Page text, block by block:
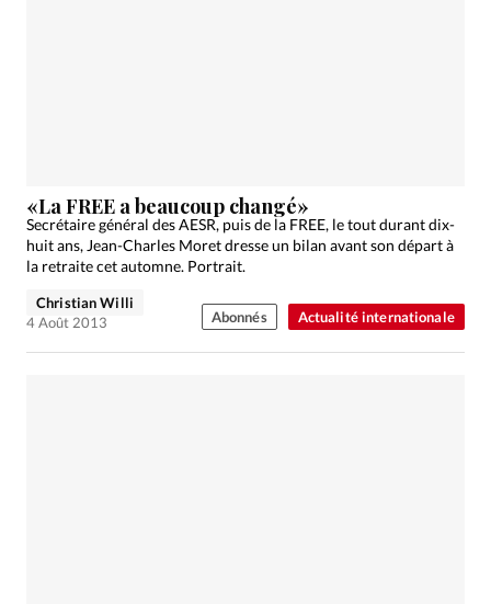
Actualité internationale
«La FREE a beaucoup changé»
Secrétaire général des AESR, puis de la FREE, le tout durant dix-
huit ans, Jean-Charles Moret dresse un bilan avant son départ à
la retraite cet automne. Portrait.
Christian Willi
4 Août 2013
Abonnés